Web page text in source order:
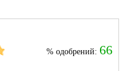
% одобрений: 66